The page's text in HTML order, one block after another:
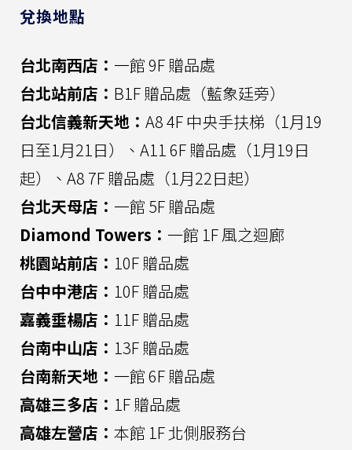
兌換地點
台北南西店： 一館 9F 贈品處
台北站前店： B1F 贈品處（藍象廷旁）
台北信義新天地： A8 4F 中央手扶梯（1月19
日至1月21日）、A11 6F 贈品處（1月19日
起）、A8 7F 贈品處（1月22日起）
台北天母店： 一館 5F 贈品處
Diamond Towers： 一館 1F 風之迴廊
桃園站前店： 10F 贈品處
台中中港店： 10F 贈品處
嘉義垂楊店： 11F 贈品處
台南中山店： 13F 贈品處
台南新天地： 一館 6F 贈品處
高雄三多店： 1F 贈品處
高雄左營店： 本館 1F 北側服務台